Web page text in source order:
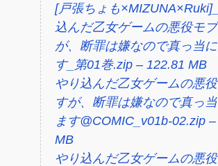
[戸張ちょも
込んだ乙女ゲームの悪役モ
が、断罪は嫌なので真っ当
す_第01巻.zip – 122.81 MB
やり込んだ乙女ゲームの悪
すが、断罪は嫌なので真っ
ます@COMIC_v01b-02.zip
MB
やり込んだ乙女ゲームの悪